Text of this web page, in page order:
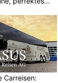
Carreisen: